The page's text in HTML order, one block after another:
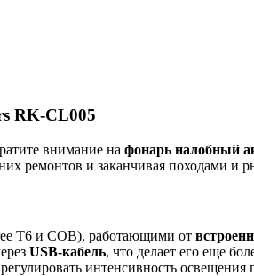
RK-CL005
внимание на фонарь налобный
ремонтов и заканчивая походами и
T6 и COB), работающими от
USB-кабель, что делает его еще
интенсивность